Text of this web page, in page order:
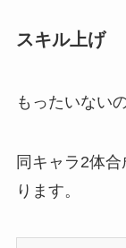
スキル上げ
もったいない
同キャラ2体
ります。